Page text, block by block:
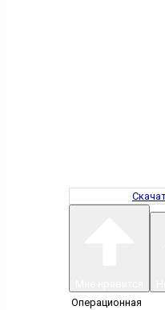
Операционная